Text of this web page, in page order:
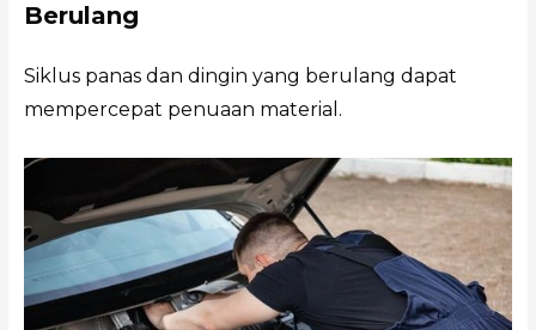
Berulang
Siklus panas dan dingin yang berulang dapat
mempercepat penuaan material.